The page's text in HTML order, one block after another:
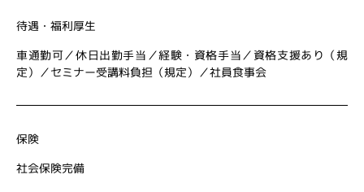
待遇・福利厚生
車通勤可／休日出勤手当／経験・資格手当／資格支援あり（規
定）／セミナー受講料負担（規定）／社員食事会
保険
社会保険完備